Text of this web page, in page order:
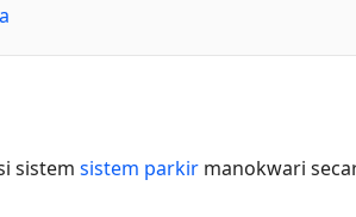
sistem sistem parkir manokwari